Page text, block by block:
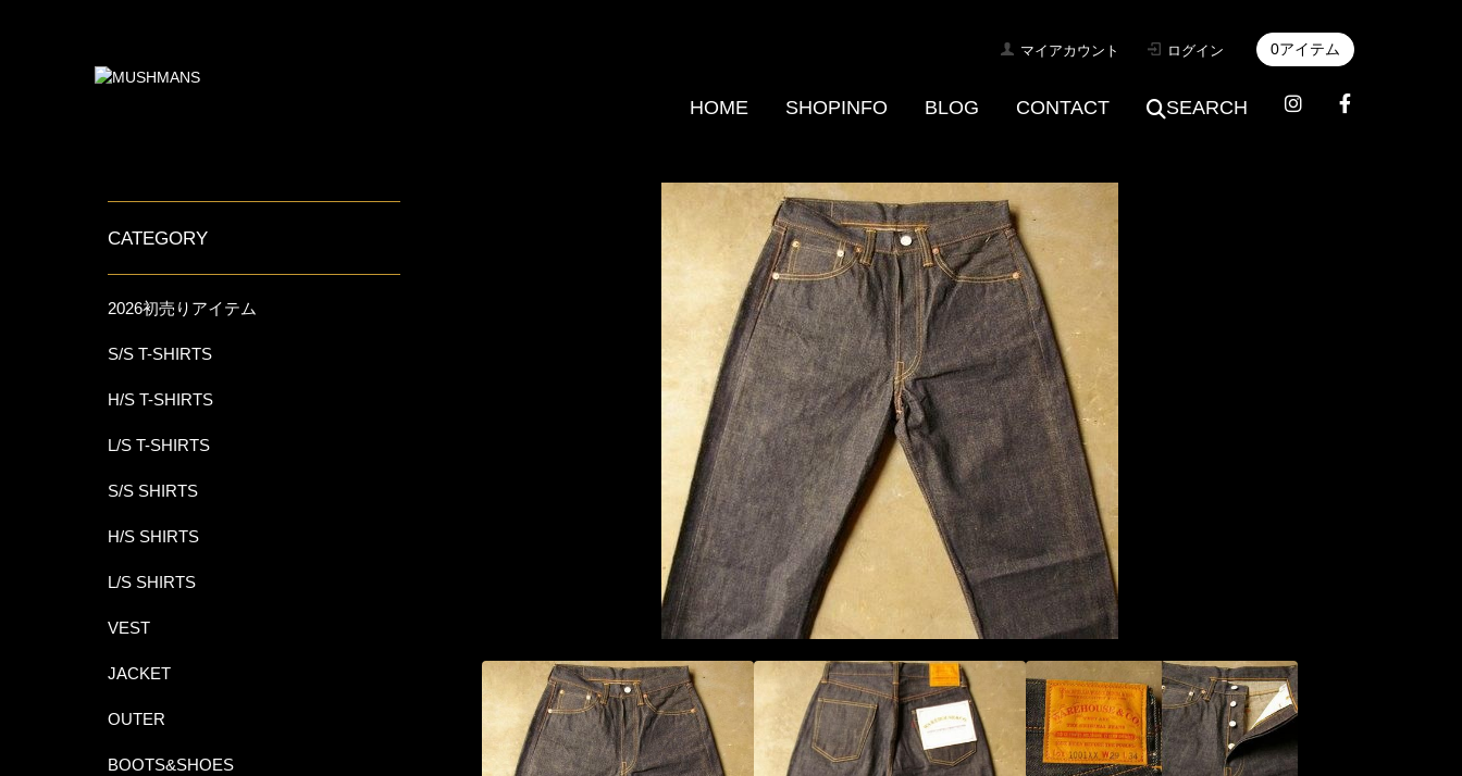
0アイテム
マイアカウント ログイン
HOME SHOPINFO BLOG CONTACT SEARCH
CATEGORY
2026初売りアイテム
S/S T-SHIRTS
H/S T-SHIRTS
L/S T-SHIRTS
S/S SHIRTS
H/S SHIRTS
L/S SHIRTS
VEST
JACKET
OUTER
BOOTS&SHOES